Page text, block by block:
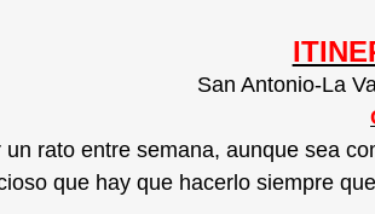
San Antonio-La
un rato entre semana, aunque sea
que hay que hacerlo siempre